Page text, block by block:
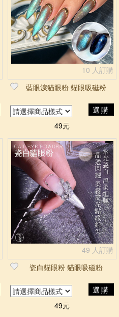
10 人訂購
藍眼淚貓眼粉 貓眼吸磁粉
選購
49元
49 人訂購
瓷白貓眼粉 貓眼吸磁粉
選購
49元